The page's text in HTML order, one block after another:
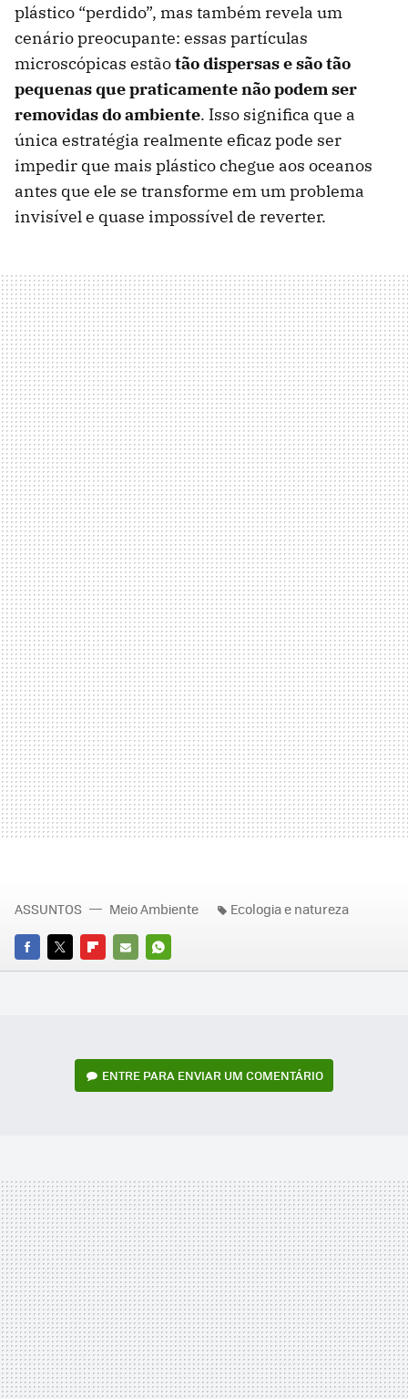
plástico “perdido”, mas também revela um
cenário preocupante: essas partículas
microscópicas estãotão dispersas e são tão
pequenas que praticamente não podem ser
removidas do ambiente. Isso significa que a
única estratégia realmente eficaz pode ser
impedir que mais plástico chegue aos oceanos
antes que ele se transforme em um problema
invisível e quase impossível de reverter.
FACEBOOK
TWITTERFLIPBOARD
E-
WHATSAPP
ASSUNTOS Meio Ambiente Ecologia e natureza
ENTRE PARA ENVIAR UM COMENTÁRIO